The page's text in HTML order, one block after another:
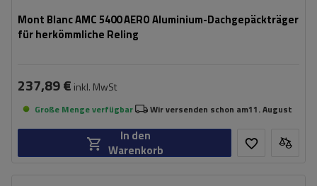
Mont Blanc AMC 5400 AERO Aluminium-Dachgepäckträger
für herkömmliche Reling
237,89 € inkl. MwSt
Große Menge verfügbar Wir versenden schon am11. August
In den
Warenkorb